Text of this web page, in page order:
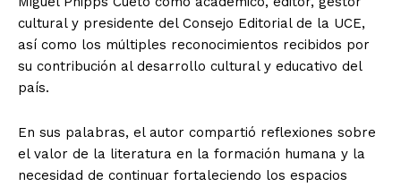
cultural y presidente del Consejo Editorial de la UCE,
así como los múltiples reconocimientos recibidos por
su contribución al desarrollo cultural y educativo del
país.
En sus palabras, el autor compartió reflexiones sobre
el valor de la literatura en la formación humana y la
necesidad de continuar fortaleciendo los espacios